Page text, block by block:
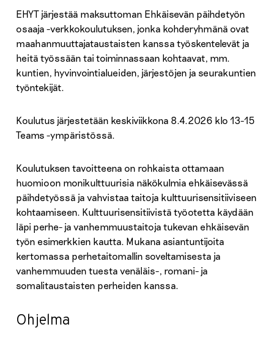
EHYT järjestää maksuttoman Ehkäisevän päihdetyön
osaaja -verkkokoulutuksen, jonka kohderyhmänä ovat
maahanmuuttajataustaisten kanssa työskentelevät ja
heitä työssään tai toiminnassaan kohtaavat, mm.
kuntien, hyvinvointialueiden, järjestöjen ja seurakuntien
työntekijät.
Koulutus järjestetään keskiviikkona 8.4.2026 klo 13-15
Teams -ympäristössä.
Koulutuksen tavoitteena on rohkaista ottamaan
huomioon monikulttuurisia näkökulmia ehkäisevässä
päihdetyössä ja vahvistaa taitoja kulttuurisensitiiviseen
kohtaamiseen. Kulttuurisensitiivistä työotetta käydään
läpi perhe- ja vanhemmuustaitoja tukevan ehkäisevän
työn esimerkkien kautta. Mukana asiantuntijoita
kertomassa perhetaitomallin soveltamisesta ja
vanhemmuuden tuesta venäläis-, romani- ja
somalitaustaisten perheiden kanssa.
Ohjelma